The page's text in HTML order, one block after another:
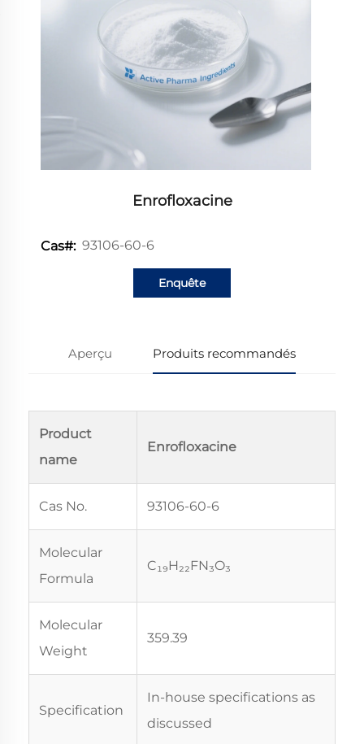
Enrofloxacine
Cas#: 93106-60-6
Enquête
Aperçu Produits recommandés
Product
name
Enrofloxacine
Cas No. 93106-60-6
Molecular
Formula
C₁₉H₂₂FN₃O₃
Molecular
Weight
359.39
Specification
In-house specifications as
discussed